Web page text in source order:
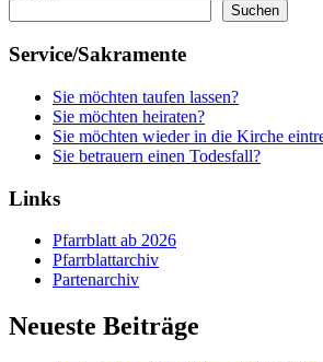
Suchen
Service/Sakramente
Sie möchten taufen lassen?
Sie möchten heiraten?
Sie möchten wieder in die Kirche
Sie betrauern einen Todesfall?
Links
Pfarrblatt ab 2026
Pfarrblattarchiv
Partenarchiv
Neueste Beiträge